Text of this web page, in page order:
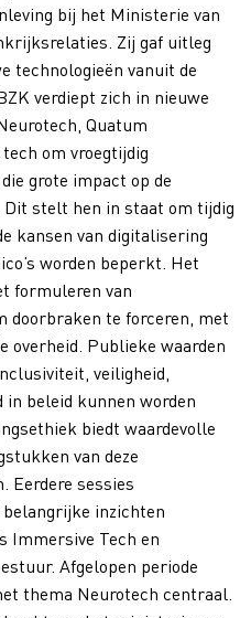
bij het Ministerie van
Zij gaf uitleg
technologieën vanuit de
verdiept zich in nieuwe
eurotech Quatum
tech om vroegtijdig
grote impact op de
stelt hen in staat om tijdig
kansen van digitalisering
worden beperkt. Het
formuleren van
doorbraken te forceren, met
overheid. Publieke waarden
, veiligheid,
beleid kunnen worden
biedt waardevolle
van deze
Eerdere sessies
inzichten
Immersive Tech en
Afgelopen periode
thema Neurotech centraal.